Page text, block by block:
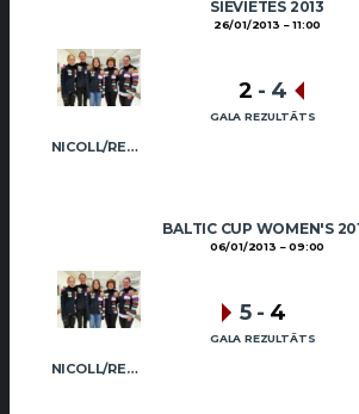
SIEVIETES 2013
26/01/2013 11:00
NICOLL/REGŽA
2 - 4
GALA REZULTĀTS
BALTIC CUP WOMEN'S
06/01/2013 09:00
NICOLL/REGŽA
5 - 4
GALA REZULTĀTS